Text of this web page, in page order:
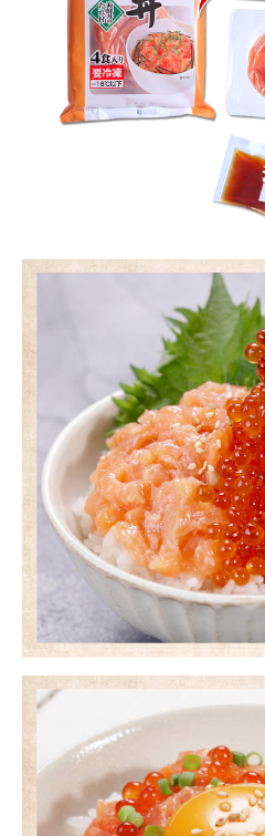
注文終了後の変更・キャンセルはお
領収書・納品書等は一切同封して
から印刷してご利用ください。